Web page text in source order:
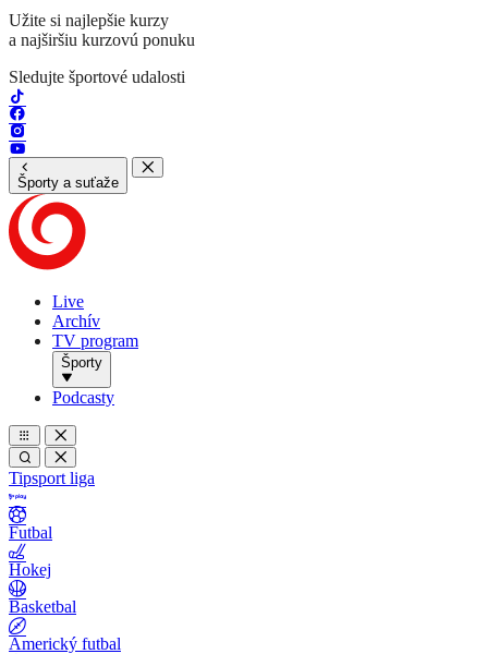
Užite si najlepšie kurzy
a najširšiu kurzovú ponuku
Sledujte športové udalosti
Športy a suťaže
Live
Archív
TV program
Športy
Podcasty
Tipsport liga
Futbal
Hokej
Basketbal
Americký futbal